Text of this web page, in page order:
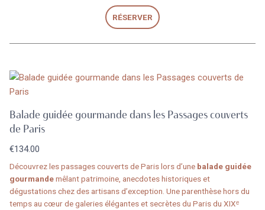
RÉSERVER
Balade guidée gourmande dans les Passages couverts
de Paris
€134.00
Découvrez les passages couverts de Paris lors d’une balade guidée
gourmandemêlant patrimoine, anecdotes historiques et
dégustations chez des artisans d’exception. Une parenthèse hors du
temps au cœur de galeries élégantes et secrètes du Paris du XIXᵉ